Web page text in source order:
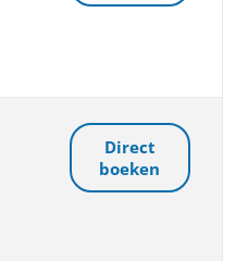
Direct
boeken